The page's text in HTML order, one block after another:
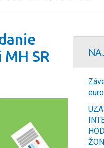
SR